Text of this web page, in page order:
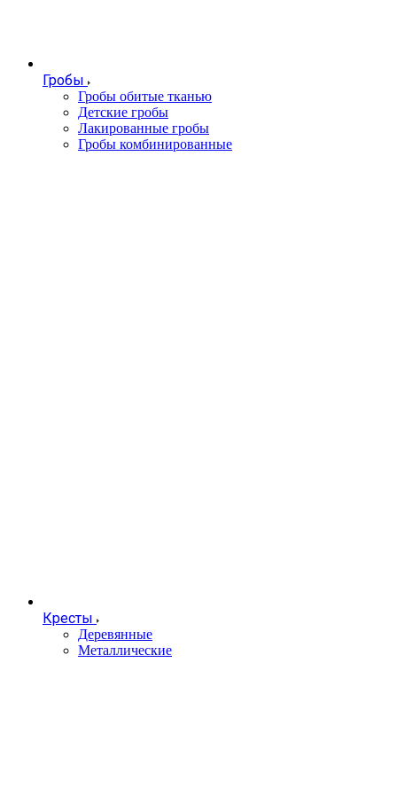
Гробы
Гробы обитые тканью
Детские гробы
Лакированные гробы
Гробы комбинированные
Кресты
Деревянные
Металлические